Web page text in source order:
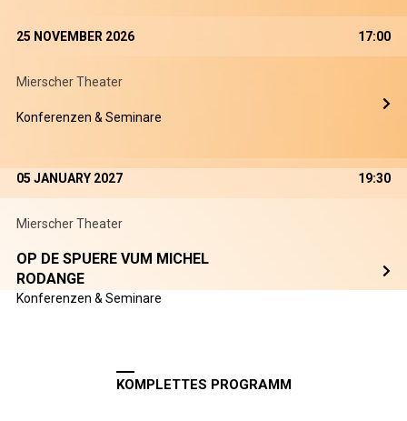
25 NOVEMBER 2026 17:00
Mierscher Theater
Konferenzen & Seminare
05 JANUARY 2027 19:30
Mierscher Theater
OP DE SPUERE VUM MICHEL
RODANGE
Konferenzen & Seminare
KOMPLETTES PROGRAMM